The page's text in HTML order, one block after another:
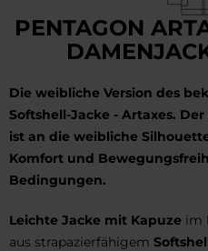
PENTAGON
Die weibliche Version des
Softshell-Jacke - Artaxes.
ist an die weibliche
Komfort und
Bedingungen.
Leichte Jacke mit Kapuze im
aus strapazierfähigem